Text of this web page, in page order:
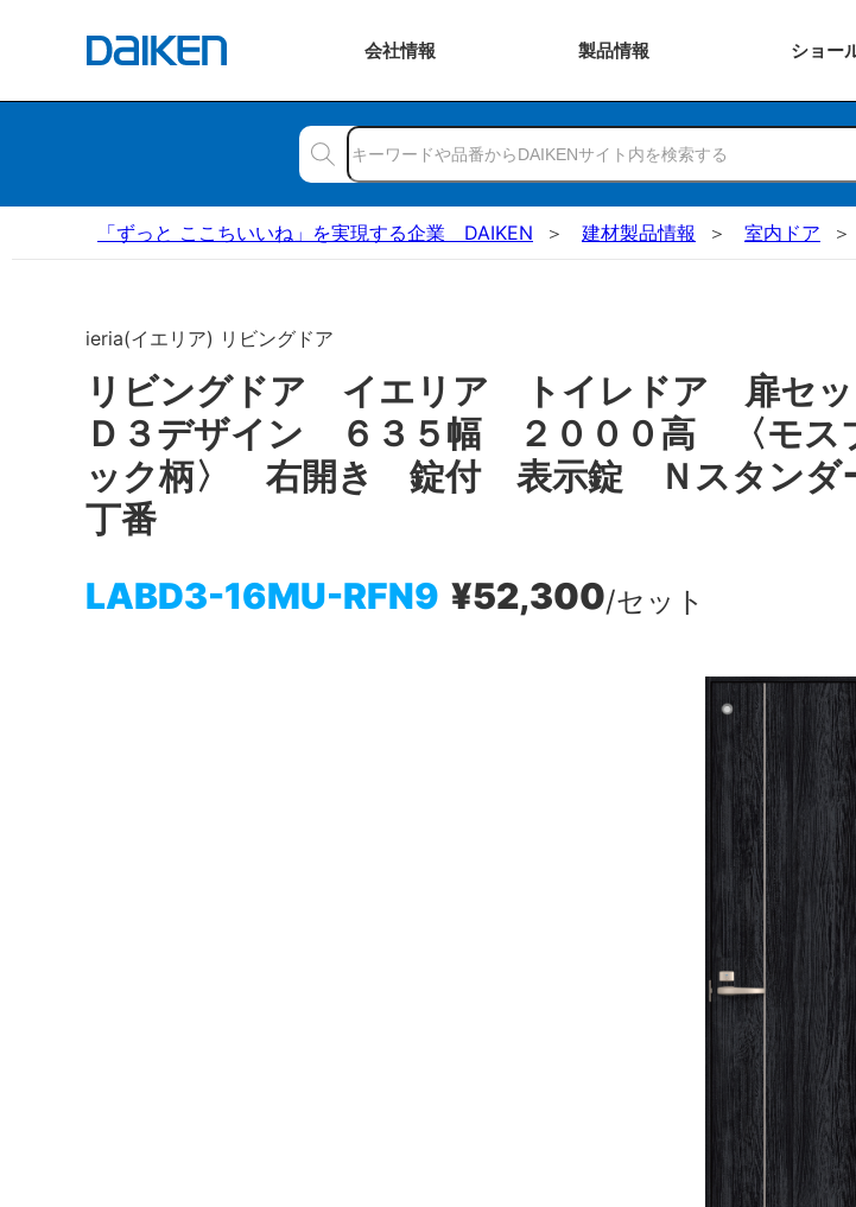
会社情報 製品情報 ショー
「ずっと ここちいいね」を実現する企業 DAIKEN 建材製品情報 室内ドア
ieria(イエリア) リビングドア
リビングドア イエリア トイレドア 扉セ
Ｄ３デザイン ６３５幅 ２０００高 〈モス
ック柄〉 右開き 錠付 表示錠 Ｎスタンダ
丁番
LABD3-16MU-RFN9 ¥52,300/セット